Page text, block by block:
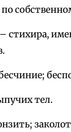
стихира,
тел.